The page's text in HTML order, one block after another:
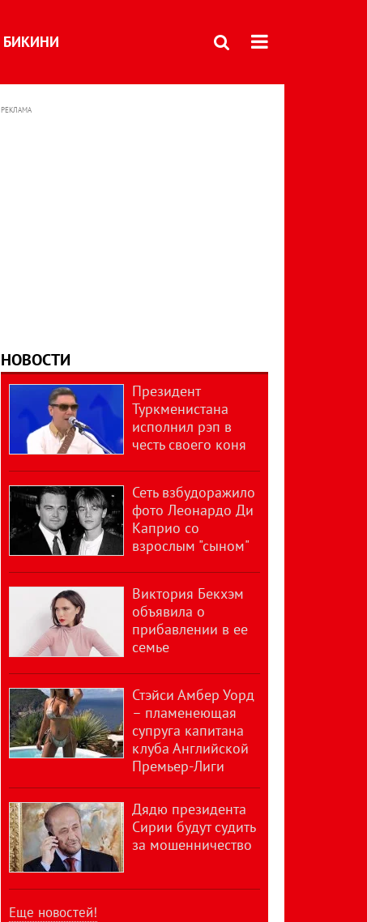
БИКИНИ
РЕКЛАМА
НОВОСТИ
Президент
Туркменистана
исполнил рэп в
честь своего коня
Сеть взбудоражило
фото Леонардо Ди
Каприо со
взрослым "сыном"
Виктория Бекхэм
объявила о
прибавлении в ее
семье
Стэйси Амбер Уорд
– пламенеющая
супруга капитана
клуба Английской
Премьер-Лиги
Дядю президента
Сирии будут судить
за мошенничество
Еще новостей!